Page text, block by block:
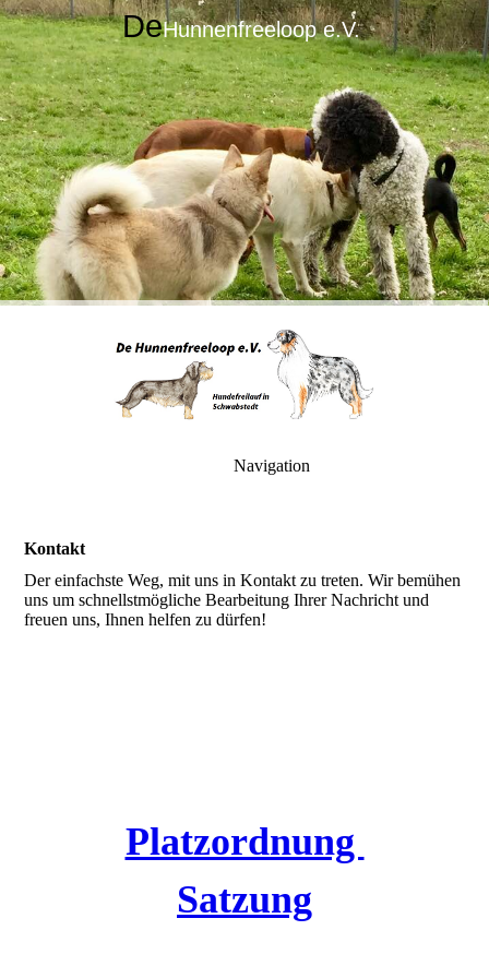
DeHunnenfreeloop e.V.
Navigation
Kontakt
Der einfachste Weg, mit uns in Kontakt zu treten. Wir bemühen
uns um schnellstmögliche Bearbeitung Ihrer Nachricht und
freuen uns, Ihnen helfen zu dürfen!
Platzordnung
Satzung